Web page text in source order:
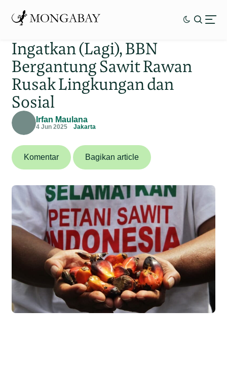
Ingatkan (Lagi), BBN
Bergantung Sawit Rawan
Rusak Lingkungan dan
Sosial
Irfan Maulana
4 Jun 2025 Jakarta
Komentar Bagikan article